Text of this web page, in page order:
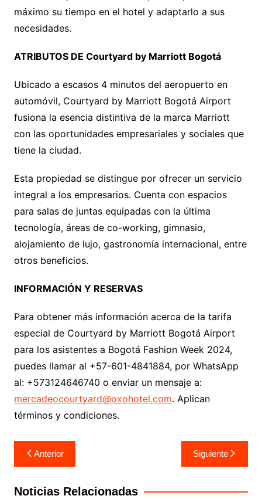
máximo su tiempo en el hotel y adaptarlo a sus
necesidades.
ATRIBUTOS DE Courtyard by Marriott Bogotá
Ubicado a escasos 4 minutos del aeropuerto en
automóvil, Courtyard by Marriott Bogotá Airport
fusiona la esencia distintiva de la marca Marriott
con las oportunidades empresariales y sociales que
tiene la ciudad.
Esta propiedad se distingue por ofrecer un servicio
integral a los empresarios. Cuenta con espacios
para salas de juntas equipadas con la última
tecnología, áreas de co-working, gimnasio,
alojamiento de lujo, gastronomía internacional, entre
otros beneficios.
INFORMACIÓN Y RESERVAS
Para obtener más información acerca de la tarifa
especial de Courtyard by Marriott Bogotá Airport
para los asistentes a Bogotá Fashion Week 2024,
puedes llamar al +57-601-4841884, por WhatsApp
al: +573124646740 o enviar un mensaje a:
mercadeocourtyard@oxohotel.com. Aplican
términos y condiciones.
Navegación
de
entradas
Anterior Siguiente
Noticias Relacionadas